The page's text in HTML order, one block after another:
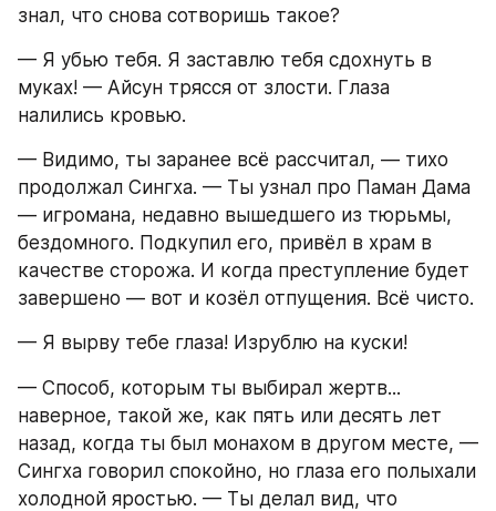
знал, что снова сотворишь такое?
— Я убью тебя. Я заставлю тебя сдохнуть в
муках! — Айсун трясся от злости. Глаза
налились кровью.
— Видимо, ты заранее всё рассчитал, — тихо
продолжал Сингха. — Ты узнал про Паман Дама
— игромана, недавно вышедшего из тюрьмы,
бездомного. Подкупил его, привёл в храм в
качестве сторожа. И когда преступление будет
завершено — вот и козёл отпущения. Всё чисто.
— Я вырву тебе глаза! Изрублю на куски!
— Способ, которым ты выбирал жертв...
наверное, такой же, как пять или десять лет
назад, когда ты был монахом в другом месте, —
Сингха говорил спокойно, но глаза его полыхали
холодной яростью. — Ты делал вид, что